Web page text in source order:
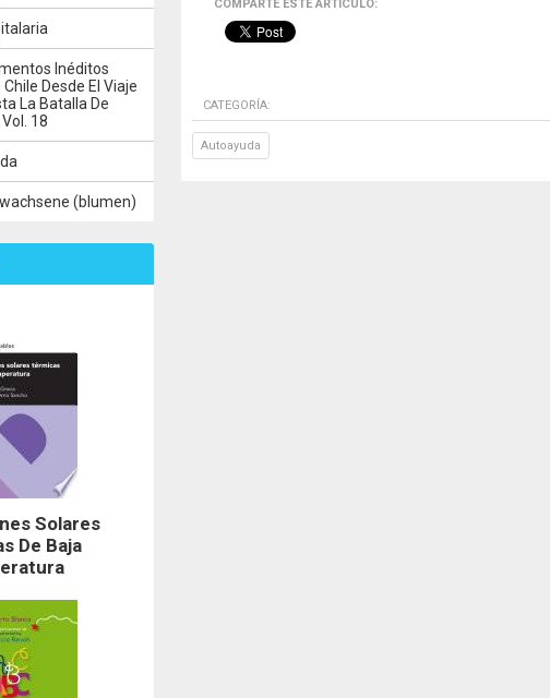
COMPARTE ESTE ARTICULO:
CATEGORÍA:
Autoayuda
Inéditos
Desde El Viaje
La Batalla De
18
(blumen)
Solares
De Baja